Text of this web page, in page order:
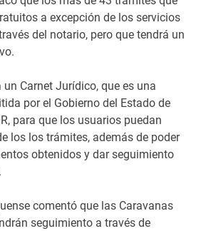
a excepción de los servicios
del notario, pero que tendrá un
Carnet Jurídico, que es una
por el Gobierno del Estado de
para que los usuarios puedan
los los trámites, además de poder
obtenidos y dar seguimiento
comentó que las Caravanas
seguimiento a través de